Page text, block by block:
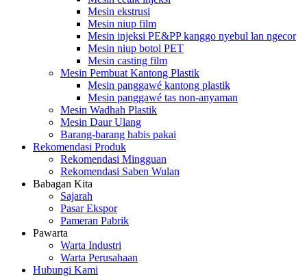
Mesin ekstrusi
Mesin niup film
Mesin injeksi PE&PP kanggo nyebul lan ngecor
Mesin niup botol PET
Mesin casting film
Mesin Pembuat Kantong Plastik
Mesin panggawé kantong plastik
Mesin panggawé tas non-anyaman
Mesin Wadhah Plastik
Mesin Daur Ulang
Barang-barang habis pakai
Rekomendasi Produk
Rekomendasi Mingguan
Rekomendasi Saben Wulan
Babagan Kita
Sajarah
Pasar Ekspor
Pameran Pabrik
Pawarta
Warta Industri
Warta Perusahaan
Hubungi Kami